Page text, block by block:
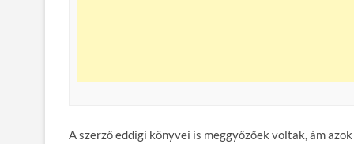
A szerző eddigi könyvei is meggyőzőek voltak, ám